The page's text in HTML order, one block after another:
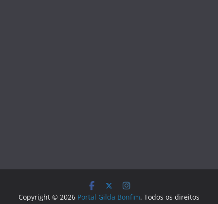
Copyright © 2026 Portal Gilda Bonfim. Todos os direitos